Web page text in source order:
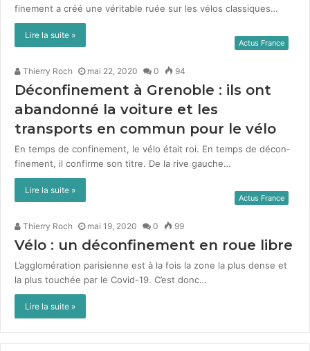
fine­ment a créé une véri­ta­ble ruée sur les vélos clas­siques…
Lire la suite »
Actus France
Thierry Roch mai 22, 2020 0 94
Déconfinement à Grenoble : ils ont
abandonné la voiture et les
transports en commun pour le vélo
En temps de con­fine­ment, le vélo était roi. En temps de décon­
fine­ment, il con­firme son titre. De la rive gauche…
Lire la suite »
Actus France
Thierry Roch mai 19, 2020 0 99
Vélo : un déconfinement en roue libre
L’agglomération parisi­enne est à la fois la zone la plus dense et
la plus touchée par le Covid-19. C’est donc…
Lire la suite »